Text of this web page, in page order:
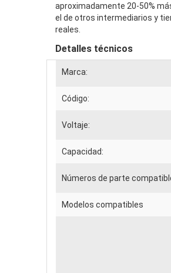
aproximadamente 20-50%
el de otros intermediarios y
reales.
Detalles técnicos
Marca:
Código:
Voltaje:
Capacidad:
Números de parte
Modelos compatibles